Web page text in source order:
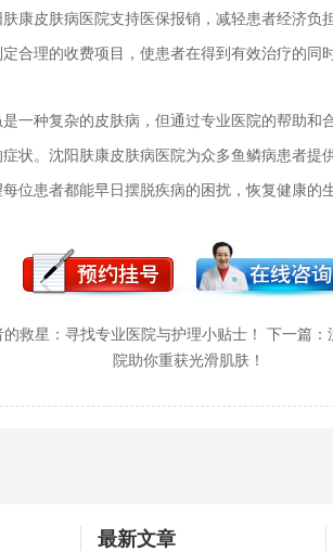
康皮肤病医院支持医保报销，减轻患者经济负
合理的收费项目，使患者在得到有效治疗的同
一种复杂的皮肤病，但通过专业医院的帮助和
状。沈阳肤康皮肤病医院为众多鱼鳞病患者提
位患者都能早日摆脱疾病的困扰，恢复健康的生
救星：寻找专业医院与护理小贴士！ 下一篇：
院助你重获光滑肌肤！
最新文章